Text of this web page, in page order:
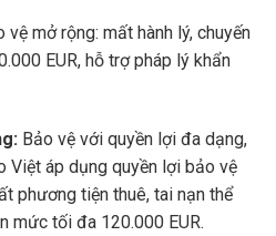
vệ mở rộng: mất hành lý, chuyến
EUR, hỗ trợ pháp lý khẩn
Bảo vệ với quyền lợi đa dạng,
Việt áp dụng quyền lợi bảo vệ
phương tiện thuê, tai nạn thể
mức tối đa 120.000 EUR.